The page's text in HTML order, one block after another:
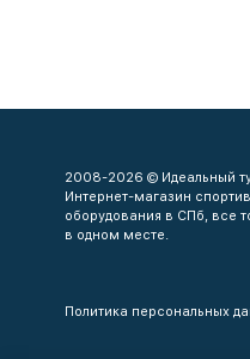
2008-2026 © Идеальный
Интернет-магазин
оборудования в СПб, все
в одном месте.
Политика персональных